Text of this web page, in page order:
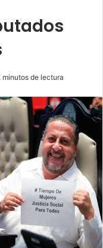
minutos de lectura